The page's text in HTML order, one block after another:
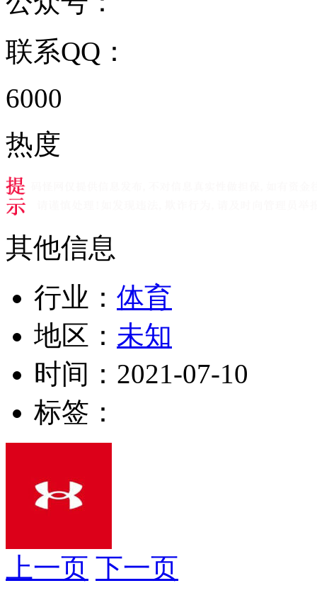
联系QQ：
6000
热度
其他信息
行业： 体育
地区： 未知
时间： 2021-07-10
标签：
上一页 下一页